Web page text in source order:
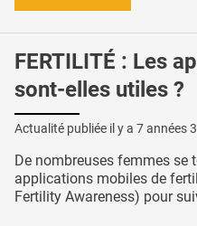
FERTILITÉ : Les
sont-elles utiles ?
Actualité publiée il y a 7 années
De nombreuses femmes se
applications mobiles de
Fertility Awareness) pour